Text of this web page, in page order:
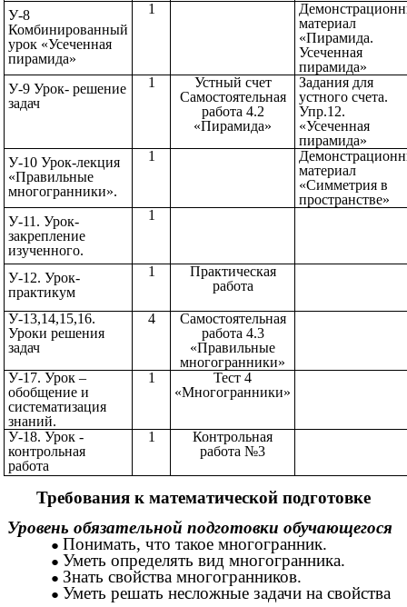
У-8
Комбинированный
урок «Усеченная
пирамида»
1
материал
«Пирамида.
Усеченная
пирамида»
У-9 Урок- решение
задач
1
Устный счет
Самостоятельная
работа 4.2
«Пирамида»
Задания для
устного счета.
Упр.12.
«Усеченная
У-10 Урок-лекция
«Правильные
многогранники».
1
материал
«Симметрия в
пространстве»
У-11. Урок-
закрепление
изученного.
1
У-12. Урок-
практикум
1
Практическая
работа
У-13,14,15,16.
Уроки решения
задач
4
Самостоятельная
работа 4.3
«Правильные
многогранники»
У-17. Урок –
обобщение и
систематизация
знаний.
1
Тест 4
«Многогранники»
У-18. Урок -
контрольная
работа
1
Контрольная
работа №3
Требования к математической подготовке
Уровень обязательной подготовки обучающегося
Понимать, что такое многогранник.
Уметь определять вид многогранника.
Знать свойства многогранников.
Уметь решать несложные задачи на свойства